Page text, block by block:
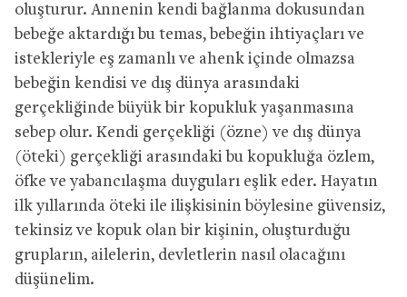
oluşturur. Annenin kendi bağlanma dokusundan
bebeğe aktardığı bu temas, bebeğin ihtiyaçları ve
istekleriyle eş zamanlı ve ahenk içinde olmazsa
bebeğin kendisi ve dış dünya arasındaki
gerçekliğinde büyük bir kopukluk yaşanmasına
sebep olur. Kendi gerçekliği (özne) ve dış dünya
(öteki) gerçekliği arasındaki bu kopukluğa özlem,
öfke ve yabancılaşma duyguları eşlik eder. Hayatın
ilk yıllarında öteki ile ilişkisinin böylesine güvensiz,
tekinsiz ve kopuk olan bir kişinin, oluşturduğu
grupların, ailelerin, devletlerin nasıl olacağını
düşünelim.